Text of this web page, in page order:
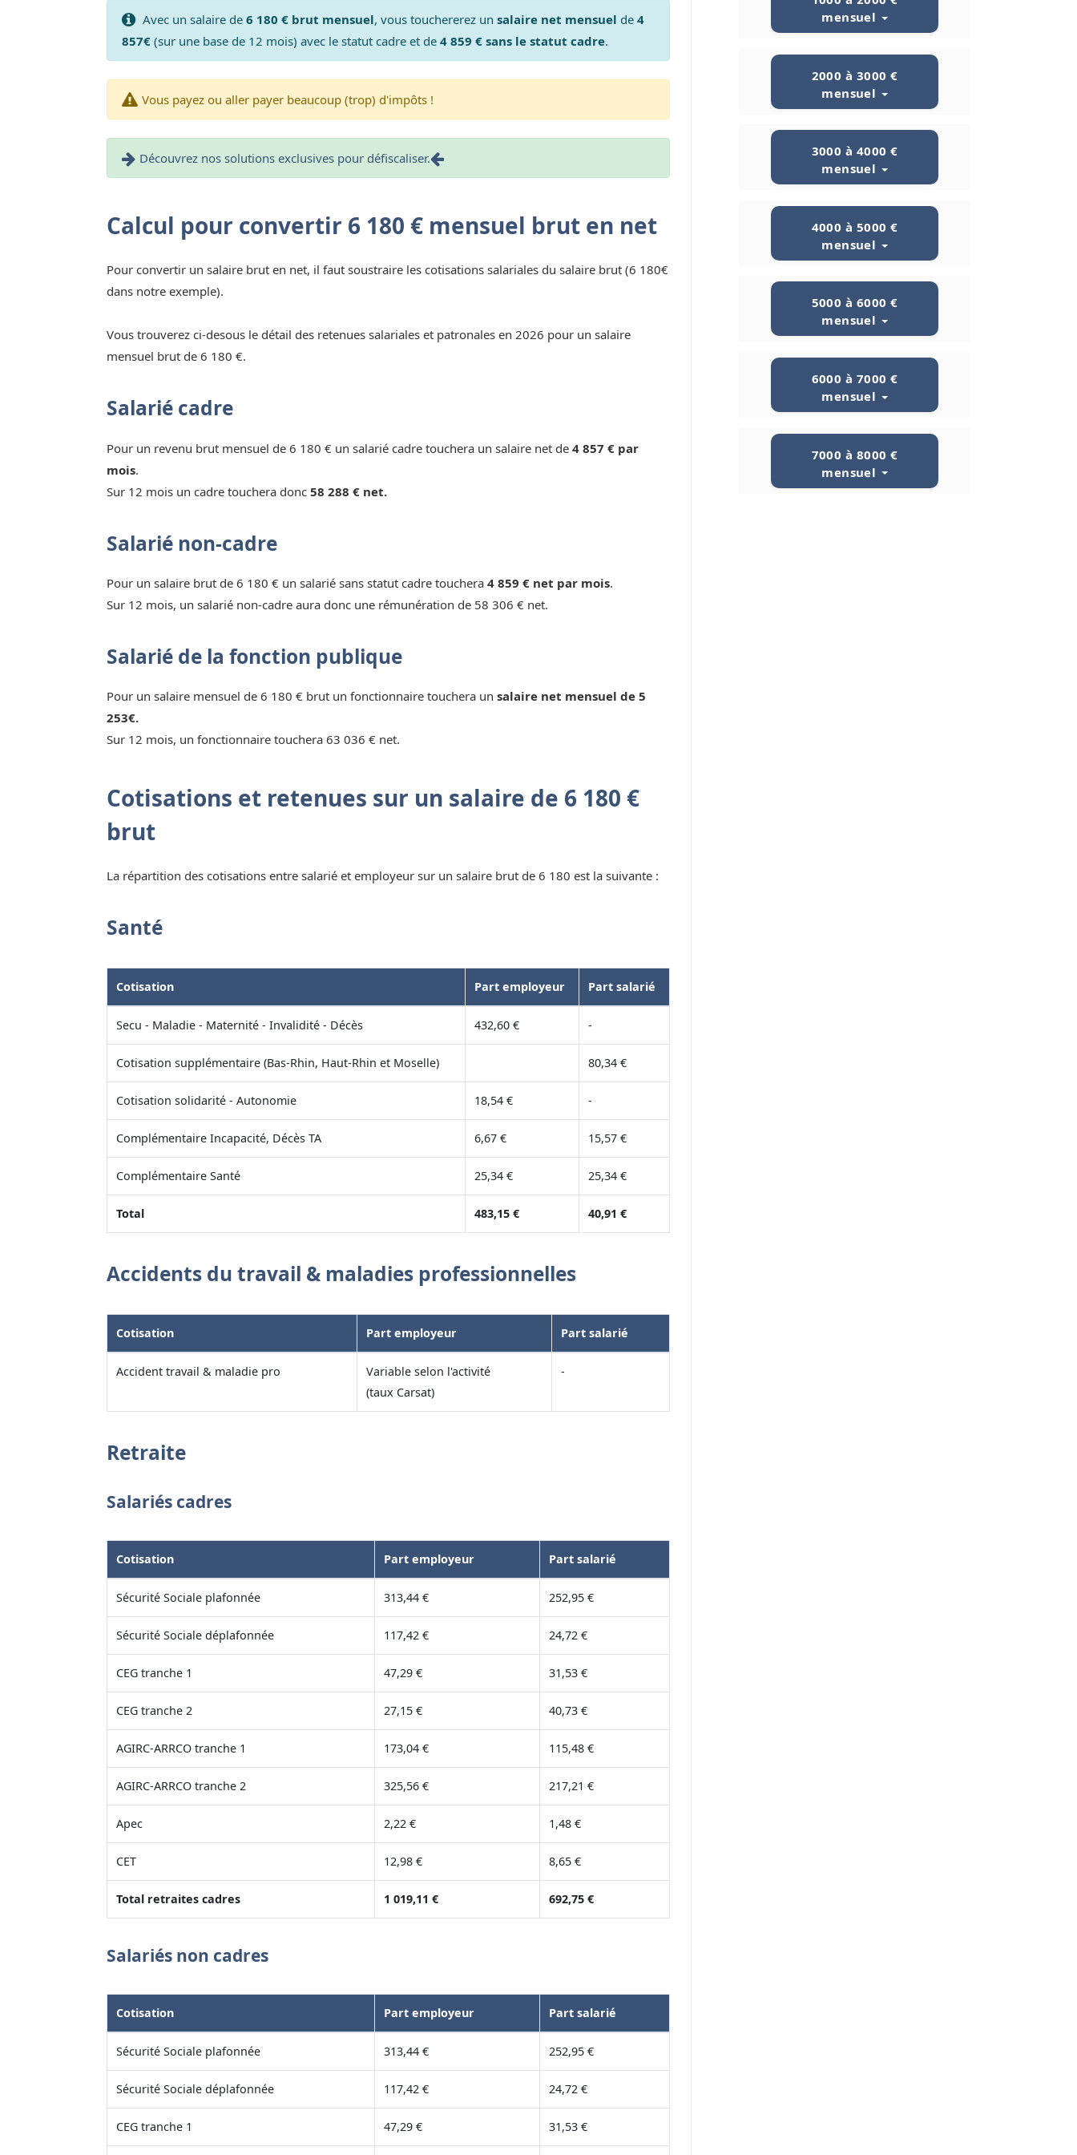
Avec un salaire de 6 180 € brut mensuel, vous touchererez un salaire net mensuel de 4
857€(sur une base de 12 mois) avec le statut cadre et de 4 859 € sans le statut cadre.
Vous payez ou aller payer beaucoup (trop) d'impôts !
Découvrez nos solutions exclusives pour défiscaliser.
Calcul pour convertir 6 180 € mensuel brut en net
Pour convertir un salaire brut en net, il faut soustraire les cotisations salariales du salaire brut (6 180€
dans notre exemple).
Vous trouverez ci-desous le détail des retenues salariales et patronales en 2026 pour un salaire
mensuel brut de 6 180 €.
Salarié cadre
Pour un revenu brut mensuel de 6 180 € un salarié cadre touchera un salaire net de 4 857 € par
mois.
Sur 12 mois un cadre touchera donc 58 288 € net.
Salarié non-cadre
Pour un salaire brut de 6 180 € un salarié sans statut cadre touchera 4 859 € net par mois.
Sur 12 mois, un salarié non-cadre aura donc une rémunération de 58 306 € net.
Salarié de la fonction publique
Pour un salaire mensuel de 6 180 € brut un fonctionnaire touchera un salaire net mensuel de 5
253€.
Sur 12 mois, un fonctionnaire touchera 63 036 € net.
Cotisations et retenues sur un salaire de 6 180 €
brut
La répartition des cotisations entre salarié et employeur sur un salaire brut de 6 180 est la suivante :
Santé
Cotisation Part employeur Part salarié
Secu - Maladie - Maternité - Invalidité - Décès 432,60 € -
Cotisation supplémentaire (Bas-Rhin, Haut-Rhin et Moselle) 80,34 €
Cotisation solidarité - Autonomie 18,54 € -
Complémentaire Incapacité, Décès TA 6,67 € 15,57 €
Complémentaire Santé 25,34 € 25,34 €
Total 483,15 € 40,91 €
Accidents du travail & maladies professionnelles
Cotisation Part employeur Part salarié
Accident travail & maladie pro
Variable selon l'activité
(taux Carsat)
-
Retraite
Salariés cadres
Cotisation Part employeur Part salarié
Sécurité Sociale plafonnée 313,44 € 252,95 €
Sécurité Sociale déplafonnée 117,42 € 24,72 €
CEG tranche 1 47,29 € 31,53 €
CEG tranche 2 27,15 € 40,73 €
AGIRC-ARRCO tranche 1 173,04 € 115,48 €
AGIRC-ARRCO tranche 2 325,56 € 217,21 €
Apec 2,22 € 1,48 €
CET 12,98 € 8,65 €
Total retraites cadres 1 019,11 € 692,75 €
Salariés non cadres
Cotisation Part employeur Part salarié
Sécurité Sociale plafonnée 313,44 € 252,95 €
Sécurité Sociale déplafonnée 117,42 € 24,72 €
CEG tranche 1 47,29 € 31,53 €
mensuel
2000 à 3000 €
mensuel
3000 à 4000 €
mensuel
4000 à 5000 €
mensuel
5000 à 6000 €
mensuel
6000 à 7000 €
mensuel
7000 à 8000 €
mensuel